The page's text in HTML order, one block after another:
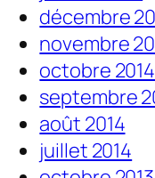
décembre
novembre
octobre 2014
septembre
août 2014
juillet 2014